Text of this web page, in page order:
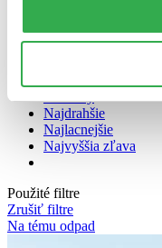
Najdrahšie
Najlacnejšie
Najvyššia zľava
Použité filtre
Zrušiť filtre
Na tému odpad